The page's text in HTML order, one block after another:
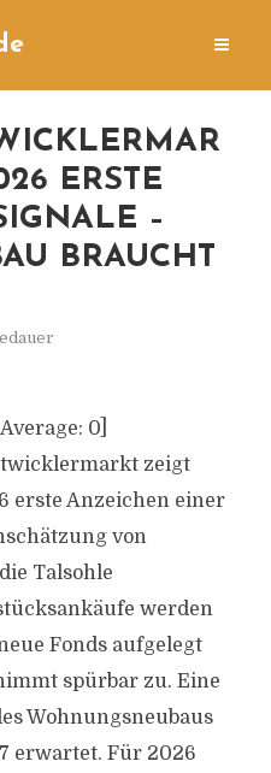
ERSTE
–
BRAUCHT
Average: 0]
zeigt
erste Anzeichen einer
von
Talsohle
werden
Fonds aufgelegt
spürbar zu. Eine
Wohnungsneubaus
erwartet. Für 2026